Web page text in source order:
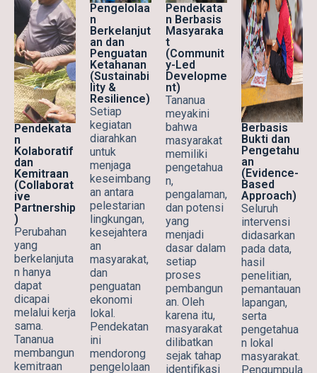
Pendekata
n
Kolaboratif
dan
Kemitraan
(Collaborat
ive
Partnership
)
Perubahan
yang
berkelanjuta
n hanya
dapat
dicapai
melalui kerja
sama.
Tananua
membangun
kemitraan
Pengelolaa
n
Berkelanjut
an dan
Penguatan
Ketahanan
(Sustainabi
lity &
Resilience)
Setiap
kegiatan
diarahkan
untuk
menjaga
keseimbang
an antara
pelestarian
lingkungan,
kesejahtera
an
masyarakat,
dan
penguatan
ekonomi
lokal.
Pendekatan
ini
mendorong
pengelolaan
Pendekata
n Berbasis
Masyaraka
t
(Communit
y-Led
Developme
nt)
Tananua
meyakini
bahwa
masyarakat
memiliki
pengetahua
n,
pengalaman,
dan potensi
yang
menjadi
dasar dalam
setiap
proses
pembangun
an. Oleh
karena itu,
masyarakat
dilibatkan
sejak tahap
identifikasi
Berbasis
Bukti dan
Pengetahu
an
(Evidence-
Based
Approach)
Seluruh
intervensi
didasarkan
pada data,
hasil
penelitian,
pemantauan
lapangan,
serta
pengetahua
n lokal
masyarakat.
Pengumpula